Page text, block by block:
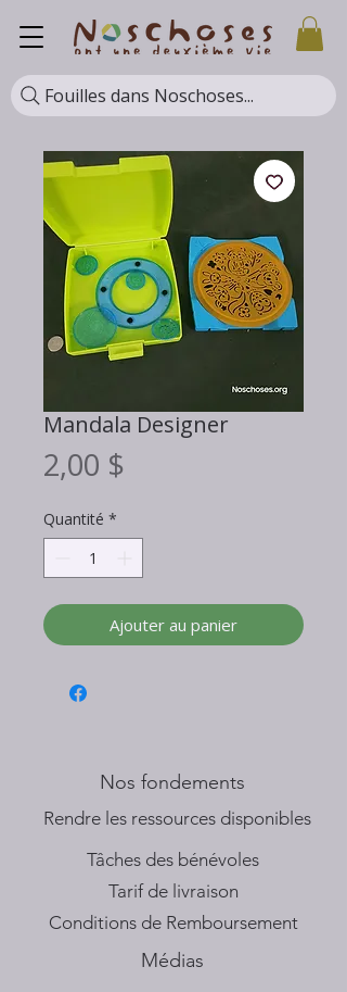
Fouilles dans Noschoses...
Mandala Designer
2,00 $
Quantité *
Ajouter au panier
Nos fondements
​Rendre les ressources disponibles
Tâches des bénévoles
Tarif de livraison
Conditions de Remboursement
Médias